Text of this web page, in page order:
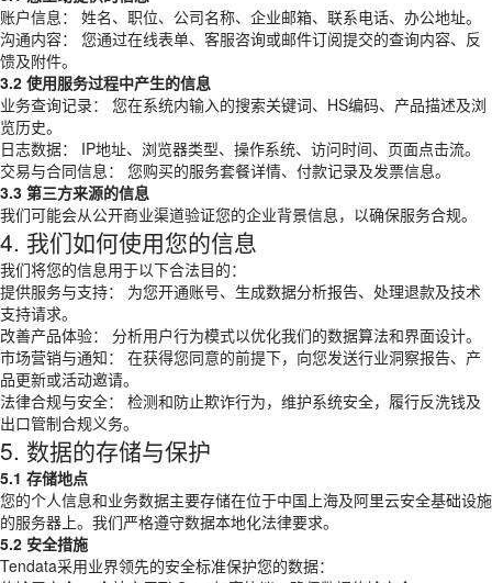
账户信息： 姓名、职位、公司名称、企业邮箱、联系电话、办公地址。
沟通内容： 您通过在线表单、客服咨询或邮件订阅提交的查询内容、反
馈及附件。
3.2 使用服务过程中产生的信息
业务查询记录： 您在系统内输入的搜索关键词、HS编码、产品描述及浏
览历史。
日志数据： IP地址、浏览器类型、操作系统、访问时间、页面点击流。
交易与合同信息： 您购买的服务套餐详情、付款记录及发票信息。
3.3 第三方来源的信息
我们可能会从公开商业渠道验证您的企业背景信息，以确保服务合规。
4. 我们如何使用您的信息
我们将您的信息用于以下合法目的：
提供服务与支持： 为您开通账号、生成数据分析报告、处理退款及技术
支持请求。
改善产品体验： 分析用户行为模式以优化我们的数据算法和界面设计。
市场营销与通知： 在获得您同意的前提下，向您发送行业洞察报告、产
品更新或活动邀请。
法律合规与安全： 检测和防止欺诈行为，维护系统安全，履行反洗钱及
出口管制合规义务。
5. 数据的存储与保护
5.1 存储地点
您的个人信息和业务数据主要存储在位于中国上海及阿里云安全基础设施
的服务器上。我们严格遵守数据本地化法律要求。
5.2 安全措施
Tendata采用业界领先的安全标准保护您的数据：